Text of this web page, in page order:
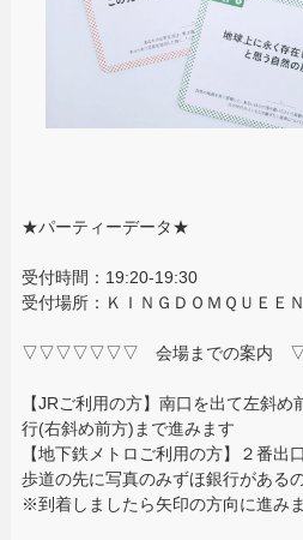
★パーティーデータ★
受付時間：19:20-19:30
受付場所：ＫＩＮＧＤＯＭＱＵＥＥ
▽▽▽▽▽▽▽ 会場までの案
【JRご利用の方】南口を出て左斜
行(右斜め前方)まで進みます
【地下鉄メトロご利用の方】２番出
歩道の先に写真のみずほ銀行がある
※到着しましたら矢印の方向に進み